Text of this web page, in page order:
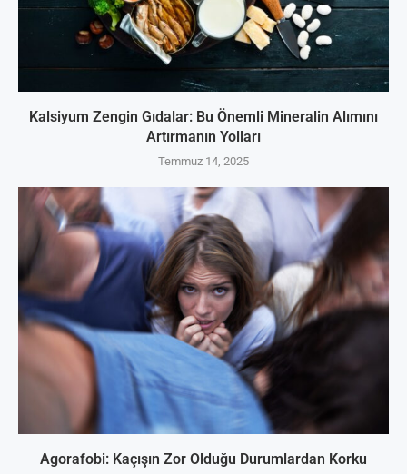
Kalsiyum Zengin Gıdalar: Bu Önemli Mineralin Alımını
Artırmanın Yolları
Temmuz 14, 2025
Agorafobi: Kaçışın Zor Olduğu Durumlardan Korku